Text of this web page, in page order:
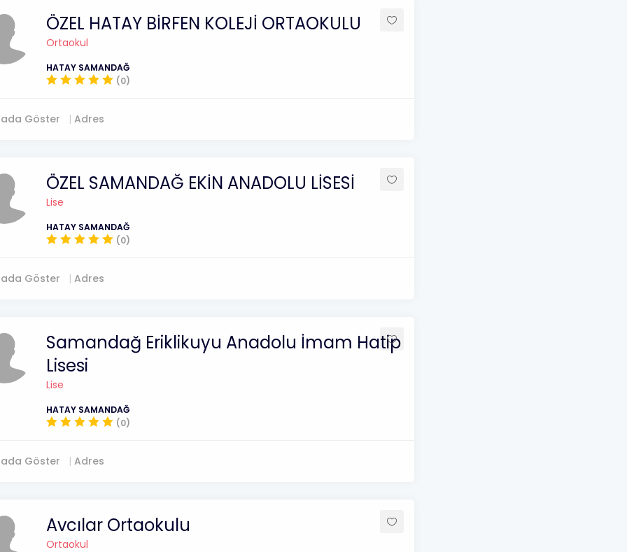
ÖZEL HATAY BİRFEN KOLEJİ ORTAOKULU
Ortaokul
HATAY SAMANDAĞ
(0)
Göster Adres
ÖZEL SAMANDAĞ EKİN ANADOLU LİSESİ
Lise
HATAY SAMANDAĞ
(0)
Göster Adres
Samandağ Eriklikuyu Anadolu İmam Hatip
Lisesi
Lise
HATAY SAMANDAĞ
(0)
Göster Adres
Avcılar Ortaokulu
Ortaokul